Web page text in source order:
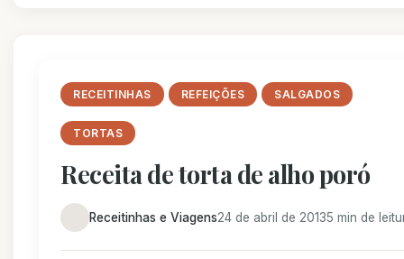
RECEITINHAS REFEIÇÕES SALGADOS
TORTAS
Receita de torta de alho poró
Receitinhas e Viagens24 de abril de 20135 min de